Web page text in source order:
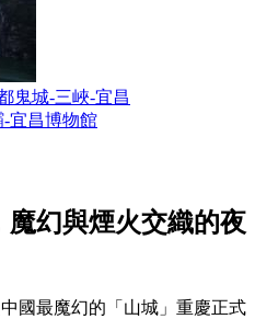
鬼城-三峽-宜昌
宜昌博物館
幻與煙火交織的夜
國最魔幻的「山城」重慶正式